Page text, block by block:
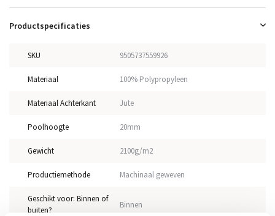
Productspecificaties
SKU 9505737559926
Materiaal 100% Polypropyleen
Materiaal Achterkant Jute
Poolhoogte 20mm
Gewicht 2100g/m2
Productiemethode Machinaal geweven
Geschikt voor: Binnen of
buiten?
Binnen